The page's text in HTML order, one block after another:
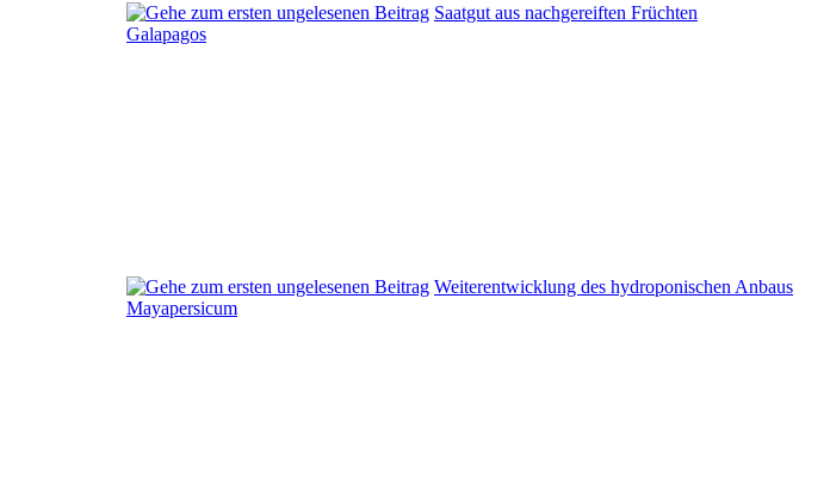
Saatgut aus nachgereiften Früchten
Galapagos
Weiterentwicklung des hydroponischen Anbaus
Mayapersicum